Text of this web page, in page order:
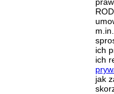
ich
ich
jak